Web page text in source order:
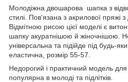
Молодіжна двошарова шапка з
стилі. Пов'язана з акрилової пряжі
Відмітною рисою цієї моделі є
шапку акуратнішою й жіночнішою.
універсальна та підійде під будь-
еластична, розмір 55-57.
Недорогий і практичний модель для
популярна в молоді та підлітків.